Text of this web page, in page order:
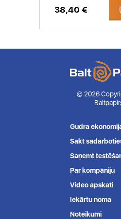
38,40 €
© 2026
Gudra
Sākt
Saņemt
Par kompāniju
Video apskati
Iekārtu noma
Noteikumi